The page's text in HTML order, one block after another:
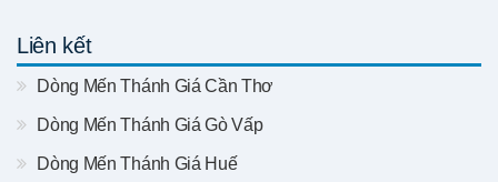
Liên kết
Dòng Mến Thánh Giá Cần Thơ
Dòng Mến Thánh Giá Gò Vấp
Dòng Mến Thánh Giá Huế